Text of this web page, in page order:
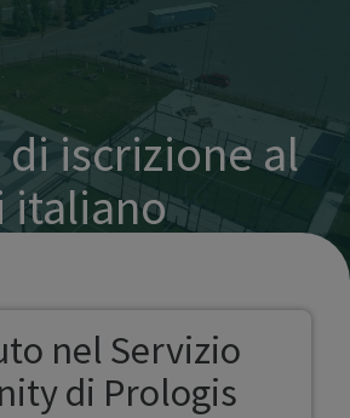
iscrizione al
italiano
nel Servizio
di Prologis